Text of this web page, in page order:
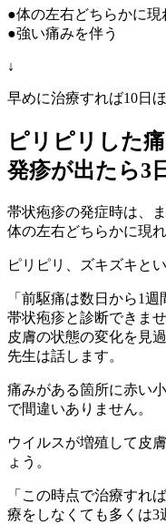
●体の左右どちらかに現
●強い痛みを伴う
↓
早めに治療すれば10日
ピリピリした
発疹が出たら3
帯状疱疹の発症時は、
体の左右どちらかに現れ
ピリピリ、ズキズキと
「前駆痛は数日から1
帯状疱疹と診断できま
皮膚の状態の変化を見
先生は話します。
痛みがある箇所に赤い
で間違いありません。
ウイルスが増殖して皮
ょう。
「この時点で治療すれ
療をしなくても多くは3